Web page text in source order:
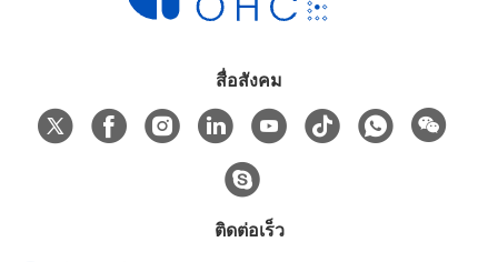
สื่อสังคม
ติดต่อเร็ว